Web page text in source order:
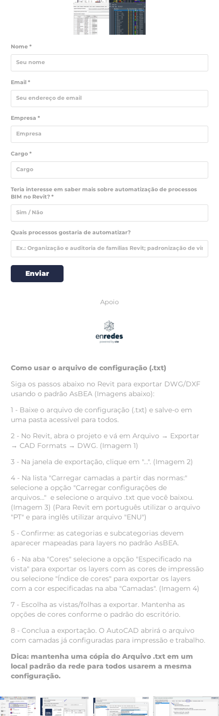
Nome *
Email *
Empresa *
Cargo *
Teria interesse em saber mais sobre automatização de processos
BIM no Revit? *
Quais processos gostaria de automatizar?
Enviar
Apoio
Como usar o arquivo de configuração (.txt)
Siga os passos abaixo no Revit para exportar DWG/DXF
usando o padrão AsBEA (Imagens abaixo):
1 - Baixe o arquivo de configuração (.txt) e salve-o em
uma pasta acessível para todos.
2 - No Revit, abra o projeto e vá em Arquivo → Exportar
→ CAD Formats → DWG. (Imagem 1)
3 - Na janela de exportação, clique em "…". (Imagem 2)
4 - Na lista "Carregar camadas a partir das normas:"
selecione a opção "Carregar configurações de
arquivos..." e selecione o arquivo .txt que você baixou.
(Imagem 3) (Para Revit em português utilizar o arquivo
"PT" e para inglês utilizar arquivo "ENU")
5 - Confirme: as categorias e subcategorias devem
aparecer mapeadas para layers no padrão AsBEA.
6 - Na aba "Cores" selecione a opção "Especificado na
vista" para exportar os layers com as cores de impressão
ou selecione "Índice de cores" para exportar os layers
com a cor especificadas na aba "Camadas". (Imagem 4)
7 - Escolha as vistas/folhas a exportar. Mantenha as
opções de cores conforme o padrão do escritório.
8 - Conclua a exportação. O AutoCAD abrirá o arquivo
com camadas já configuradas para impressão e trabalho.
Dica: mantenha uma cópia do Arquivo .txt em um
local padrão da rede para todos usarem a mesma
configuração.